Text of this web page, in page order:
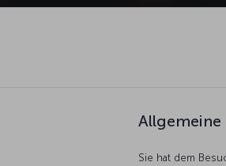
Sie hat dem